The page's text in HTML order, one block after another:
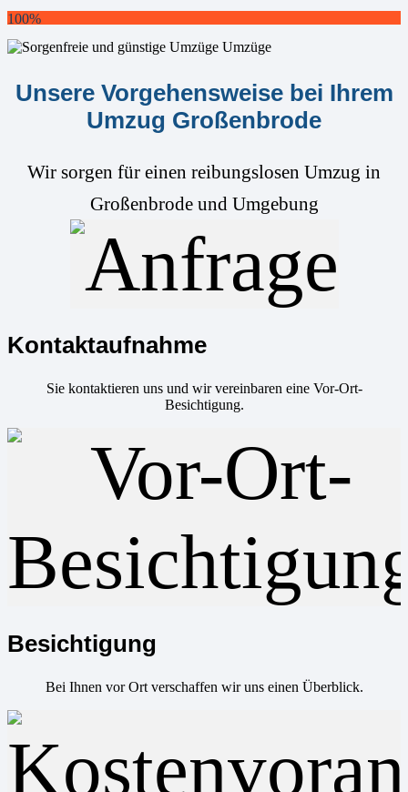
100%
Unsere Vorgehensweise bei Ihrem
Umzug Großenbrode
Wir sorgen für einen reibungslosen Umzug in
Großenbrode und Umgebung
Kontaktaufnahme
Sie kontaktieren uns und wir vereinbaren eine Vor-Ort-
Besichtigung.
Besichtigung
Bei Ihnen vor Ort verschaffen wir uns einen Überblick.